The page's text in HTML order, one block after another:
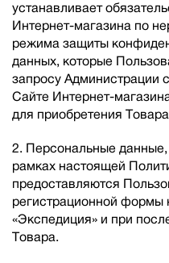
устанавливает
Интернет-магазина по
режима защиты
данных, которые
запросу Администрации
Сайте Интернет-
для приобретения
2. Персональные
рамках настоящей
предоставляются
регистрационной формы
«Экспедиция» и при
Товара.